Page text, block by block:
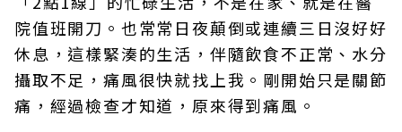
院值班開刀。也常常日夜顛倒或連續三日沒好好
休息，這樣緊湊的生活，伴隨飲食不正常、水分
攝取不足，痛風很快就找上我。剛開始只是關節
痛，經過檢查才知道，原來得到痛風。